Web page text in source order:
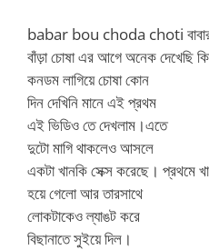
babar bou choda choti বাবার
বাঁড়া চোষা এর আগে অনেক দেখেছি
কনডম লাগিয়ে চোষা কোন
দিন দেখিনি মানে এই প্রথম
এই ভিডিও তে দেখলাম।এতে
দুটো মাগি থাকলেও আসলে
একটা খানকি সেক্স করেছে। প্রথমে
হয়ে গেলো আর তারসাথে
লোকটাকেও ল্যাঙট করে
বিছানাতে সুইয়ে দিল।